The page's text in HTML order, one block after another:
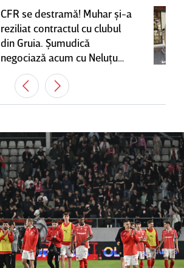
CFR se destramă! Muhar şi-a
reziliat contractul cu clubul
din Gruia. Şumudică
negociază acum cu Neluţu
Varga, care mai are o
variantă pentru banca tehnică
| EXCLUSIV